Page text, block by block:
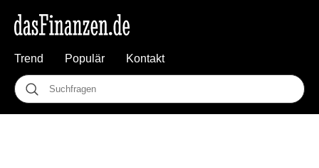
Trend Populär Kontakt